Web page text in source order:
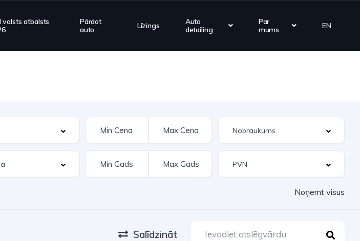
valsts atbalsts
Pārdot
auto
Līzings
Auto
detailing
Par
mums
EN
Noņemt visus
Salīdzināt